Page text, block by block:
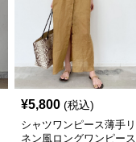
¥5,800 (税込)
シャツワンピース薄手リ
ネン風ロングワンピース